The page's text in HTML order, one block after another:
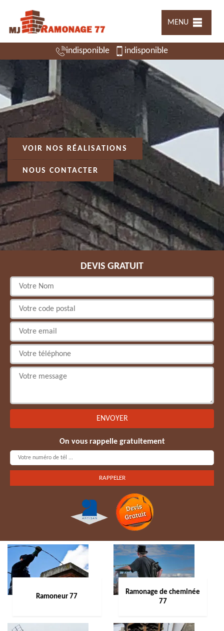
MENU
indisponible indisponible
VOIR NOS RÉALISATIONS
NOUS CONTACTER
DEVIS GRATUIT
On vous rappelle gratuitement
Ramoneur 77
Ramonage de cheminée
77